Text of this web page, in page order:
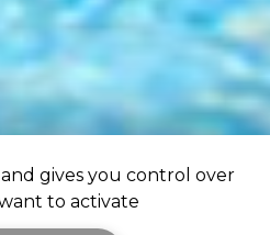
and gives you control over
to activate